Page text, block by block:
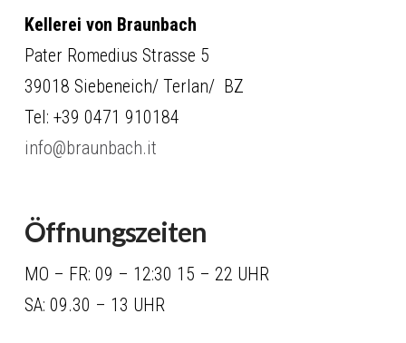
Kellerei von Braunbach
Pater Romedius Strasse 5
39018 Siebeneich/ Terlan/ BZ
Tel: +39 0471 910184
info@braunbach.it
Öffnungszeiten
MO – FR: 09 – 12:30 15 – 22 UHR
SA: 09.30 – 13 UHR